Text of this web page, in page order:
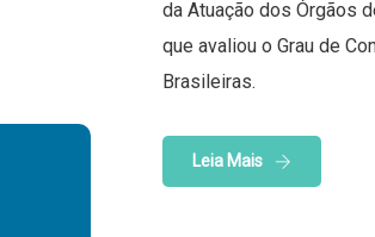
da Atuação dos Órgãos
que avaliou o Grau de
Brasileiras.
Leia Mais